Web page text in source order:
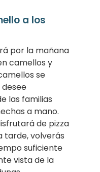
a los
por la mañana
camellos y
se
las familias
a mano.
de pizza
tarde, volverás
suficiente
vista de la